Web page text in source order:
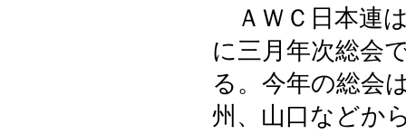
ＡＷＣ日本連
に三月年次総会
る。今年の総会
州、山口などか